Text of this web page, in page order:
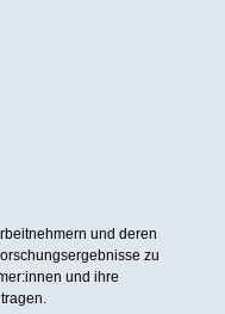
und deren
zu
und ihre